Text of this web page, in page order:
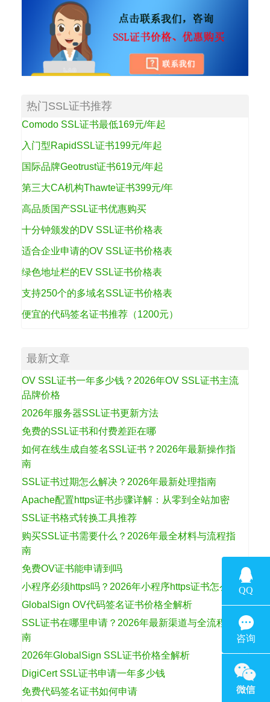
热门SSL证书推荐
Comodo SSL证书最低169元/年起
入门型RapidSSL证书199元/年起
国际品牌Geotrust证书619元/年起
第三大CA机构Thawte证书399元/年
高品质国产SSL证书优惠购买
十分钟颁发的DV SSL证书价格表
适合企业申请的OV SSL证书价格表
绿色地址栏的EV SSL证书价格表
支持250个的多域名SSL证书价格表
便宜的代码签名证书推荐（1200元）
最新文章
OV SSL证书一年多少钱？2026年OV SSL证书主流
品牌价格
2026年服务器SSL证书更新方法
免费的SSL证书和付费差距在哪
如何在线生成自签名SSL证书？2026年最新操作指
南
SSL证书过期怎么解决？2026年最新处理指南
Apache配置https证书步骤详解：从零到全站加密
SSL证书格式转换工具推荐
购买SSL证书需要什么？2026年最全材料与流程指
南
免费OV证书能申请到吗
小程序必须https吗？2026年小程序https证书怎么选
GlobalSign OV代码签名证书价格全解析
SSL证书在哪里申请？2026年最新渠道与全流程指
南
2026年GlobalSign SSL证书价格全解析
DigiCert SSL证书申请一年多少钱
免费代码签名证书如何申请